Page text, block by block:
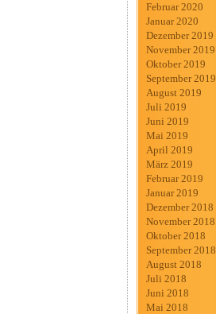
Februar 2020
Januar 2020
Dezember 2019
November 2019
Oktober 2019
September 2019
August 2019
Juli 2019
Juni 2019
Mai 2019
April 2019
März 2019
Februar 2019
Januar 2019
Dezember 2018
November 2018
Oktober 2018
September 2018
August 2018
Juli 2018
Juni 2018
Mai 2018